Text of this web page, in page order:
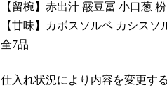
【留椀】赤出汁 霰豆冨 小口葱
【甘味】カボスソルベ カシスソ
全7品
仕入れ状況により内容を変更す